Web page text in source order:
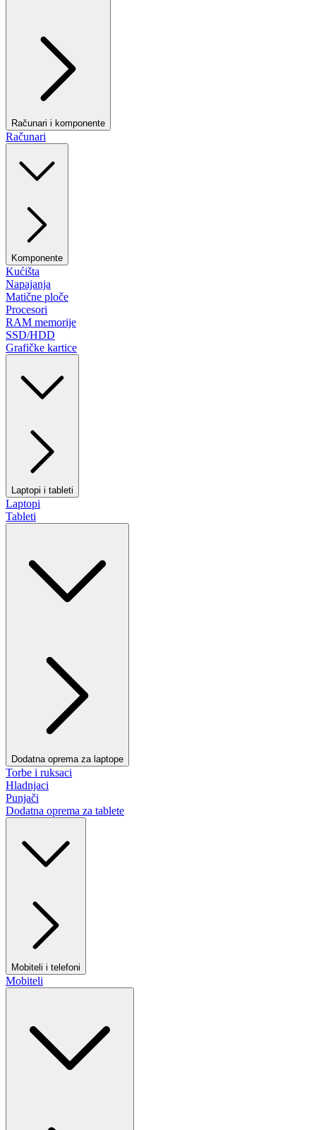
Računari i komponente
Računari
Komponente
Kućišta
Napajanja
Matične ploče
Procesori
RAM memorije
SSD/HDD
Grafičke kartice
Laptopi i tableti
Laptopi
Tableti
Dodatna oprema za laptope
Torbe i ruksaci
Hladnjaci
Punjači
Dodatna oprema za tablete
Mobiteli i telefoni
Mobiteli